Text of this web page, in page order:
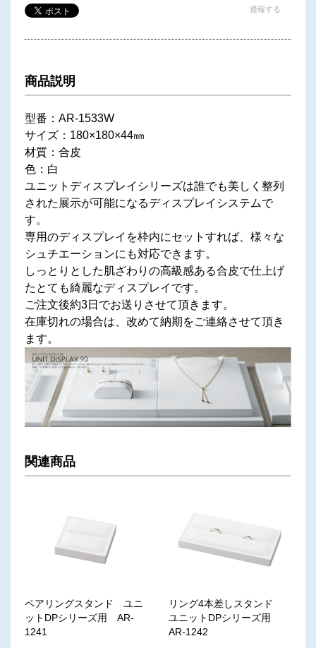
通報する
商品説明
型番：AR-1533W
サイズ：180×180×44㎜
材質：合皮
色：白
ユニットディスプレイシリーズは誰でも美しく整列
された展示が可能になるディスプレイシステムで
す。
専用のディスプレイを枠内にセットすれば、様々な
シュチエーションにも対応できます。
しっとりとした肌ざわりの高級感ある合皮で仕上げ
たとても綺麗なディスプレイです。
ご注文後約3日でお送りさせて頂きます。
在庫切れの場合は、改めて納期をご連絡させて頂き
ます。
関連商品
ペアリングスタンド ユニ
ットDPシリーズ用 AR-
1241
リング4本差しスタンド
ユニットDPシリーズ用
AR-1242